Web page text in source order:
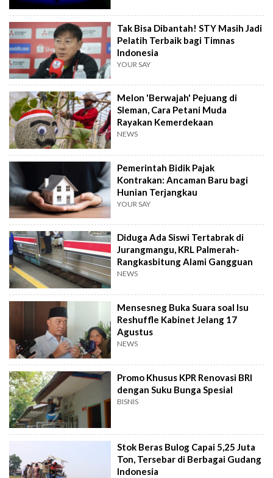
Tak Bisa Dibantah! STY Masih Jadi
Pelatih Terbaik bagi Timnas
Indonesia
YOUR SAY
Melon 'Berwajah' Pejuang di
Sleman, Cara Petani Muda
Rayakan Kemerdekaan
NEWS
Pemerintah Bidik Pajak
Kontrakan: Ancaman Baru bagi
Hunian Terjangkau
YOUR SAY
Diduga Ada Siswi Tertabrak di
Jurangmangu, KRL Palmerah-
Rangkasbitung Alami Gangguan
NEWS
Mensesneg Buka Suara soal Isu
Reshuffle Kabinet Jelang 17
Agustus
NEWS
Promo Khusus KPR Renovasi BRI
dengan Suku Bunga Spesial
BISNIS
Stok Beras Bulog Capai 5,25 Juta
Ton, Tersebar di Berbagai Gudang
Indonesia